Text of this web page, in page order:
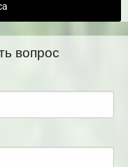
вопрос